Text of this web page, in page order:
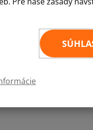
6×4